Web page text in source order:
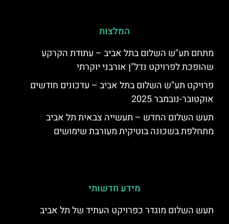
המלצות
מתחם תע"ש השלום בתל אביב – עתודת הקרקע
שהופכת לפרויקט נדל"ן אורבני יוקרתי
פרויקט תע"ש השלום בתל אביב – עדכונים חודשים
אוקטובר-נובמבר 2025
תעש השלום החדש – תעשייה צבאית תל אביב
מתחלפת בשכונה בוטיקית מעורבת שימושים
מידע חדשותי
תעש השלום מוגדר כפרויקט העתיד של תל אביב